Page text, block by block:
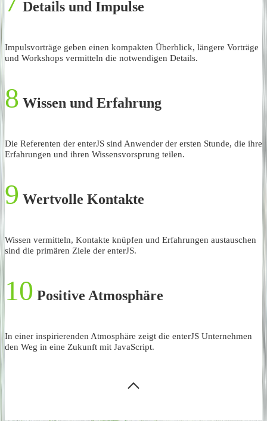
Details und Impulse
Impulsvorträge geben einen kompakten Überblick, längere Vorträge
und Workshops vermitteln die notwendigen Details.
8 Wissen und Erfahrung
Die Referenten der enterJS sind Anwender der ersten Stunde, die ihre
Erfahrungen und ihren Wissensvorsprung teilen.
9 Wertvolle Kontakte
Wissen vermitteln, Kontakte knüpfen und Erfahrungen austauschen
sind die primären Ziele der enterJS.
10 Positive Atmosphäre
In einer inspirierenden Atmosphäre zeigt die enterJS Unternehmen
den Weg in eine Zukunft mit JavaScript.